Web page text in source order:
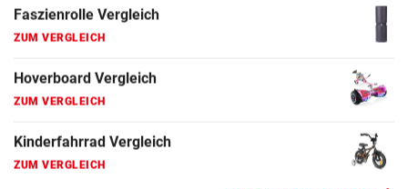
Faszienrolle Vergleich
Hoverboard Vergleich
Kinderfahrrad Vergleich